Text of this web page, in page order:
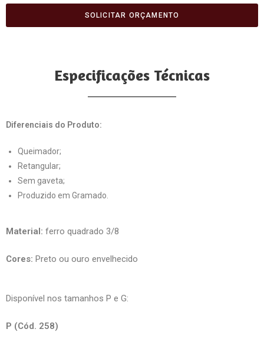
SOLICITAR ORÇAMENTO
Especificações Técnicas
Diferenciais do Produto:
Queimador;
Retangular;
Sem gaveta;
Produzido em Gramado.
Material: ferro quadrado 3/8
Cores: Preto ou ouro envelhecido
Disponível nos tamanhos P e G:
P (Cód. 258)